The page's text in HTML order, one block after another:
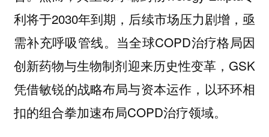
利将于2030年到期，后续市场压力剧增，亟
需补充呼吸管线。当全球COPD治疗格局因
创新药物与生物制剂迎来历史性变革，GSK
凭借敏锐的战略布局与资本运作，以环环相
扣的组合拳加速布局COPD治疗领域。